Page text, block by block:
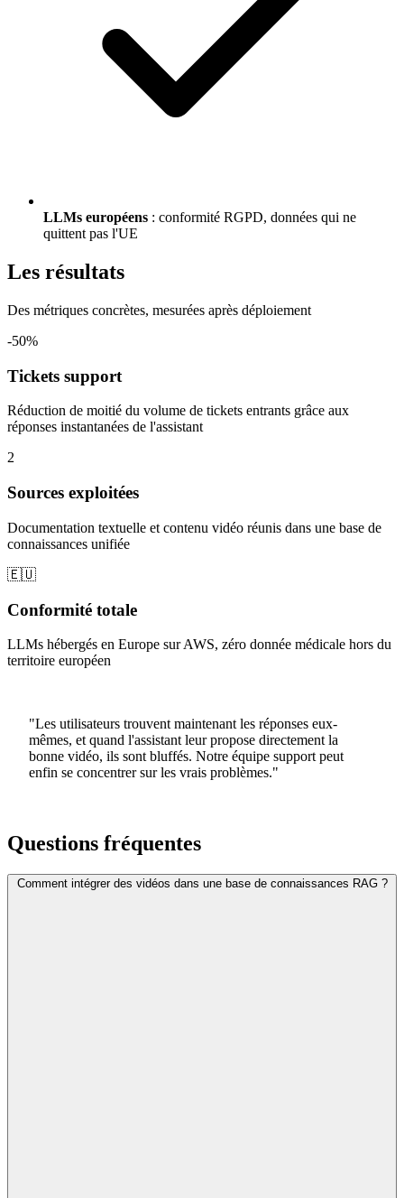
LLMs européens : conformité RGPD, données qui ne
quittent pas l'UE
Les résultats
Des métriques concrètes, mesurées après déploiement
-50%
Tickets support
Réduction de moitié du volume de tickets entrants grâce aux
réponses instantanées de l'assistant
2
Sources exploitées
Documentation textuelle et contenu vidéo réunis dans une base de
connaissances unifiée
🇪🇺
Conformité totale
LLMs hébergés en Europe sur AWS, zéro donnée médicale hors du
territoire européen
"Les utilisateurs trouvent maintenant les réponses eux-
mêmes, et quand l'assistant leur propose directement la
bonne vidéo, ils sont bluffés. Notre équipe support peut
enfin se concentrer sur les vrais problèmes."
Questions fréquentes
Comment intégrer des vidéos dans une base de connaissances RAG ?